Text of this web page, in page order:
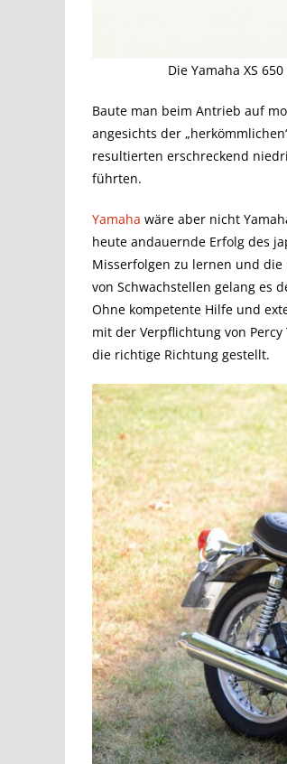
Die Yamaha XS
Baute man beim Antrieb auf
angesichts der
resultierten erschreckend
führten.
Yamaha wäre aber nicht
heute andauernde Erfolg des
Misserfolgen zu lernen und
von Schwachstellen gelang es
Ohne kompetente Hilfe und
mit der Verpflichtung von
die richtige Richtung gestellt.